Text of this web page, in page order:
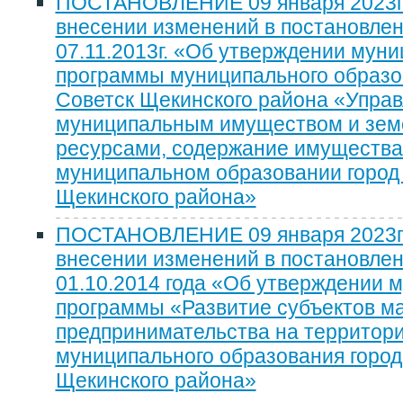
внесении изменений в
07.11.2013г. «Об утверждении
программы муниципального
Советск Щекинского района
муниципальным имуществом и
ресурсами, содержание
муниципальном образовании
Щекинского района»
ПОСТАНОВЛЕНИЕ 09 января
внесении изменений в
01.10.2014 года «Об утверждении
программы «Развитие субъектов
предпринимательства на
муниципального образования
Щекинского района»